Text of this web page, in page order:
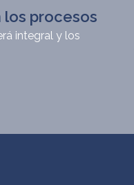
los procesos
integral y los